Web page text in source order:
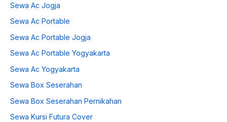
Sewa Ac Jogja
Sewa Ac Portable
Sewa Ac Portable Jogja
Sewa Ac Portable Yogyakarta
Sewa Ac Yogyakarta
Sewa Box Seserahan
Sewa Box Seserahan Pernikahan
Sewa Kursi Futura Cover